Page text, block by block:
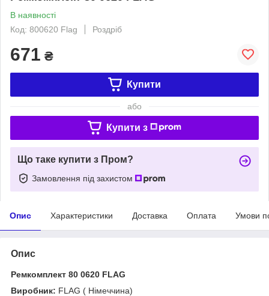
В наявності
Код: 800620 Flag
Роздріб
671 ₴
Купити
або
Купити з
Що таке купити з Пром?
Замовлення під захистом
Опис Характеристики Доставка Оплата Умови
Опис
Ремкомплект 80 0620 FLAG
Виробник: FLAG ( Німеччина)